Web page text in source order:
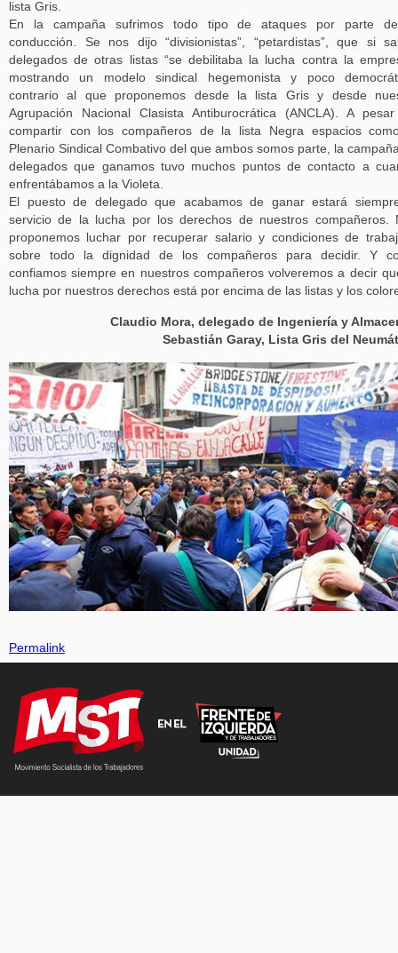
lista Gris.
En la campaña sufrimos todo tipo de ataques por parte
conducción. Se nos dijo “divisionistas”, “petardistas”, que si
delegados de otras listas “se debilitaba la lucha contra la
mostrando un modelo sindical hegemonista y poco
contrario al que proponemos desde la lista Gris y desde
Agrupación Nacional Clasista Antiburocrática (ANCLA). A
compartir con los compañeros de la lista Negra espacios
Plenario Sindical Combativo del que ambos somos parte, la
delegados que ganamos tuvo muchos puntos de contacto a
enfrentábamos a la Violeta.
El puesto de delegado que acabamos de ganar estará
servicio de la lucha por los derechos de nuestros compañeros.
proponemos luchar por recuperar salario y condiciones de
sobre todo la dignidad de los compañeros para decidir. Y
confiamos siempre en nuestros compañeros volveremos a decir
lucha por nuestros derechos está por encima de las listas y los
Claudio Mora, delegado de Ingeniería y
Sebastián Garay, Lista Gris del
Permalink